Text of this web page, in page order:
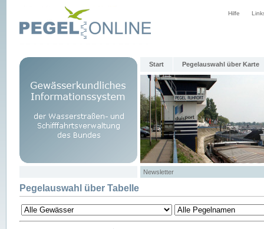
Hilfe
Start Pegelauswahl über Karte
Newsletter
Pegelauswahl über Tabelle